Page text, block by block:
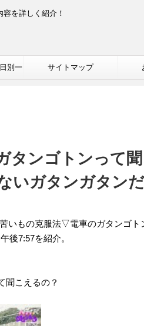
を詳しく紹介！
別一 サイトマップ
タンゴトンって
いガタンガタンだ
いもの克服法▽電車のガタンゴ
後7:57を紹介。
聞こえるの？